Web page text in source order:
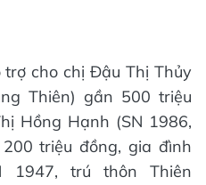
cho chị Đậu Thị Thủy
Thiên) gần 500 triệu
Hồng Hạnh (SN 1986,
triệu đồng, gia đình
1947, trú thôn Thiên